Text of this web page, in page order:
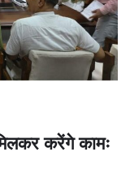
करेंगे कामः